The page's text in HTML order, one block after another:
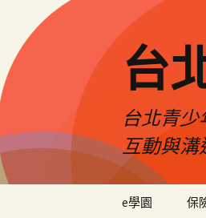
台
台北青
互動與溝
e學園 保